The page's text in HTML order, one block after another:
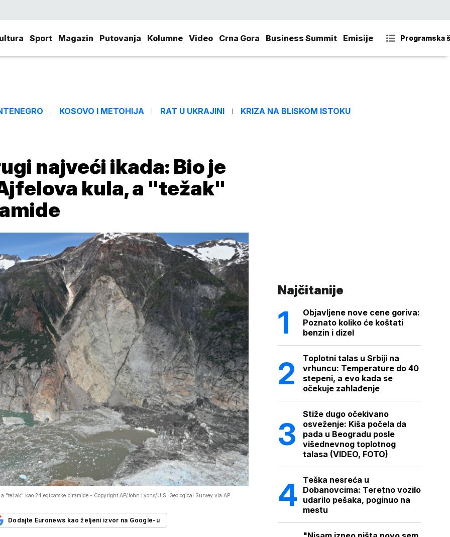
Sport Magazin Putovanja Kolumne Video Crna Gora Business Summit Emisije Programska
KOSOVO I METOHIJA RAT U UKRAJINI KRIZA NA BLISKOM ISTOKU
najveći ikada: Bio je
kula, a "težak"
"težak" kao 24 egipatske piramide - Copyright AP/John Lyons/U.S. Geological Survey via AP
Dodajte Euronews kao željeni izvor na Google-u
Najčitanije
Objavljene nove cene goriva:
Poznato koliko će koštati
benzin i dizel
Toplotni talas u Srbiji na
vrhuncu: Temperature do 40
stepeni, a evo kada se
očekuje zahlađenje
Stiže dugo očekivano
osveženje: Kiša počela da
pada u Beogradu posle
višednevnog toplotnog
talasa (VIDEO, FOTO)
Teška nesreća u
Dobanovcima: Teretno vozilo
udarilo pešaka, poginuo na
mestu